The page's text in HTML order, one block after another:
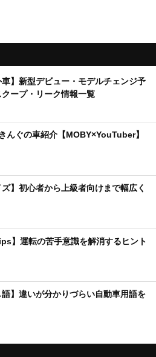
車】新型デビュー・モデルチェンジ予
ープ・リーク情報一覧
んぐの車紹介【MOBY×YouTuber】
ズ】初心者から上級者向けまで幅広く
】運転の苦手意識を解消するヒント
語】違いが分かりづらい自動車用語を